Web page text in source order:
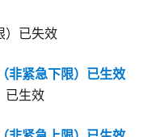
）已失效
非紧急下限）已生效
已生效